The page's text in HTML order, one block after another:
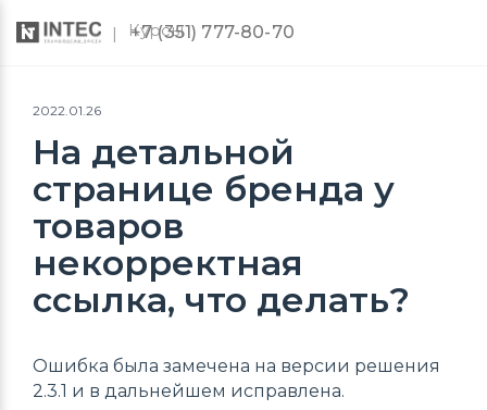
Курсы
+7 (351) 777-80-70
2022.01.26
На детальной
странице бренда у
товаров
некорректная
ссылка, что делать?
Ошибка была замечена на версии решения
2.3.1 и в дальнейшем исправлена.